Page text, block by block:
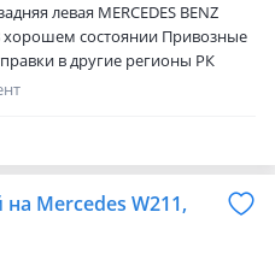
левая MERCEDES BENZ
хорошем состоянии Привозные
в другие регионы РК
Mercedes W211,